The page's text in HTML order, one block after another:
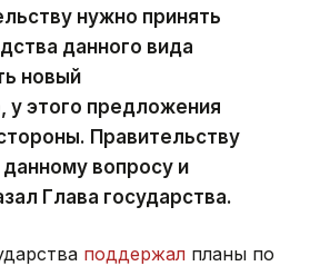
нужно принять
данного вида
новый
этого предложения
Правительству
вопросу и
Глава государства.
поддержал планы по